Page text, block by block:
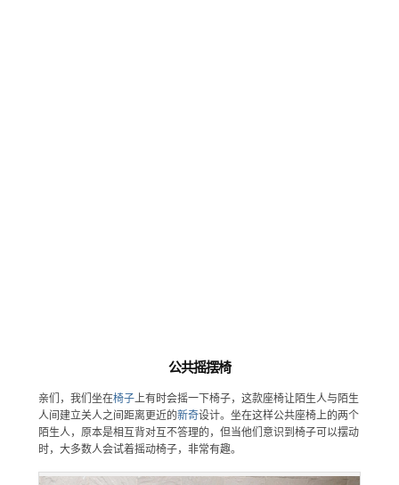
公共摇摆椅
亲们，我们坐在椅子上有时会摇一下椅子，这款座椅让陌生人与陌生
人间建立关人之间距离更近的新奇设计。坐在这样公共座椅上的两个
陌生人，原本是相互背对互不答理的，但当他们意识到椅子可以摆动
时，大多数人会试着摇动椅子，非常有趣。